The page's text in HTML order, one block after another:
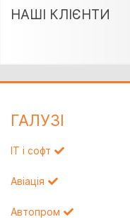
НАШІ КЛІЄНТИ
ГАЛУЗI
IT і софт
Авіація
Автопром